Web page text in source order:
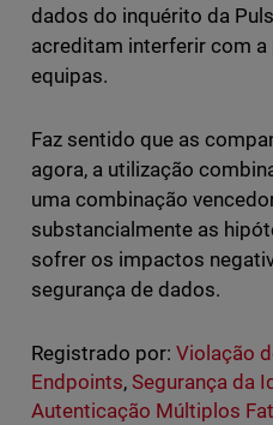
dados do inquérito da
acreditam interferir com
equipas.
Faz sentido que as
agora, a utilização
uma combinação
substancialmente as
sofrer os impactos
segurança de dados.
Registrado por: Violação
Endpoints, Segurança da
Autenticação Múltiplos